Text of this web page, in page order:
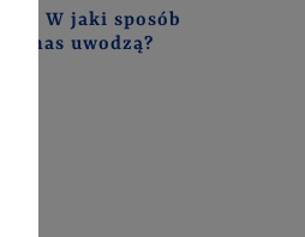
W jaki sposób
nas uwodzą?